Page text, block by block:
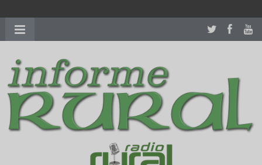
richardmillereplica
women.patekphilippe.tofor sale in usa recognized command with
dining room table ceremony. welcome to our
perfectwatches.is
shop. best youngsexdoll.comwith professional customer
services. 1: 1 design high
https://reallydiamond.com/